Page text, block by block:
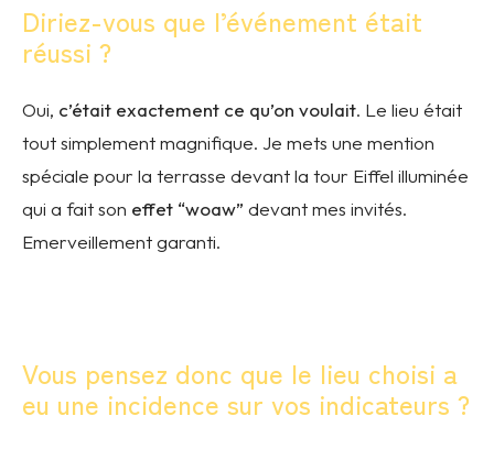
Diriez-vous que l’événement était
réussi ?
Oui, c’était exactement ce qu’on voulait. Le lieu était
tout simplement magnifique. Je mets une mention
spéciale pour la terrasse devant la tour Eiffel illuminée
qui a fait son effet “woaw” devant mes invités.
Emerveillement garanti.
Vous pensez donc que le lieu choisi a
eu une incidence sur vos indicateurs ?